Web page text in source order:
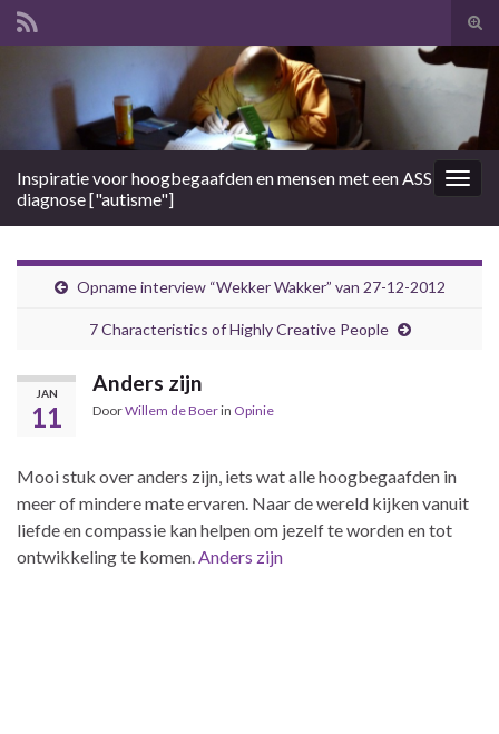
Search for:
Inspiratie voor hoogbegaafden en mensen met een ASS
diagnose ["autisme"]
Opname interview “Wekker Wakker” van 27-12-2012
7 Characteristics of Highly Creative People
JAN
11
Anders zijn
DoorWillem de Boerin Opinie
Mooi stuk over anders zijn, iets wat alle hoogbegaafden in
meer of mindere mate ervaren. Naar de wereld kijken vanuit
liefde en compassie kan helpen om jezelf te worden en tot
ontwikkeling te komen.Anders zijn